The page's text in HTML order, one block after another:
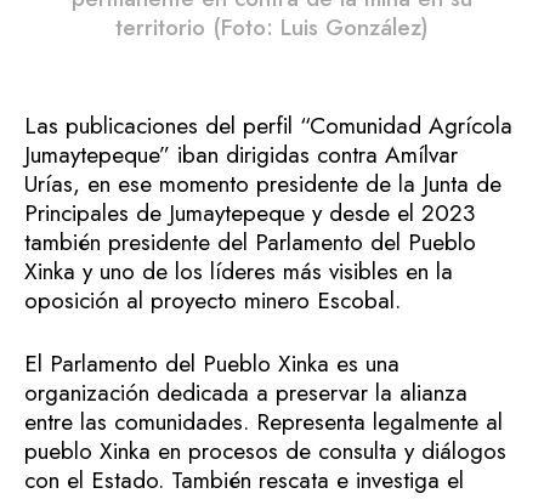
territorio (Foto: Luis González)
Las publicaciones del perfil “Comunidad Agrícola
Jumaytepeque” iban dirigidas contra Amílvar
Urías, en ese momento presidente de la Junta de
Principales de Jumaytepeque y desde el 2023
también presidente del Parlamento del Pueblo
Xinka y uno de los líderes más visibles en la
oposición al proyecto minero Escobal.
El Parlamento del Pueblo Xinka es una
organización dedicada a preservar la alianza
entre las comunidades. Representa legalmente al
pueblo Xinka en procesos de consulta y diálogos
con el Estado. También rescata e investiga el